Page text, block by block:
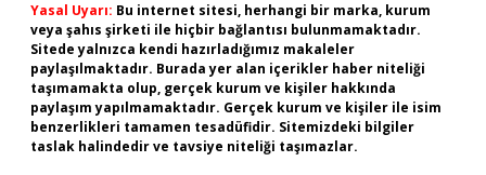
Yasal Uyarı: Bu internet sitesi, herhangi bir marka, kurum
veya şahıs şirketi ile hiçbir bağlantısı bulunmamaktadır.
Sitede yalnızca kendi hazırladığımız makaleler
paylaşılmaktadır. Burada yer alan içerikler haber niteliği
taşımamakta olup, gerçek kurum ve kişiler hakkında
paylaşım yapılmamaktadır. Gerçek kurum ve kişiler ile isim
benzerlikleri tamamen tesadüfidir. Sitemizdeki bilgiler
taslak halindedir ve tavsiye niteliği taşımazlar.